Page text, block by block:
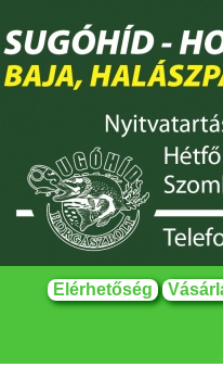
Elérhetőség